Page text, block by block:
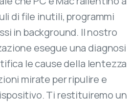
di file inutili, programmi
in background. Il nostro
esegue una diagnosi
le cause della lentezza
mirate per ripulire e
Ti restituiremo un